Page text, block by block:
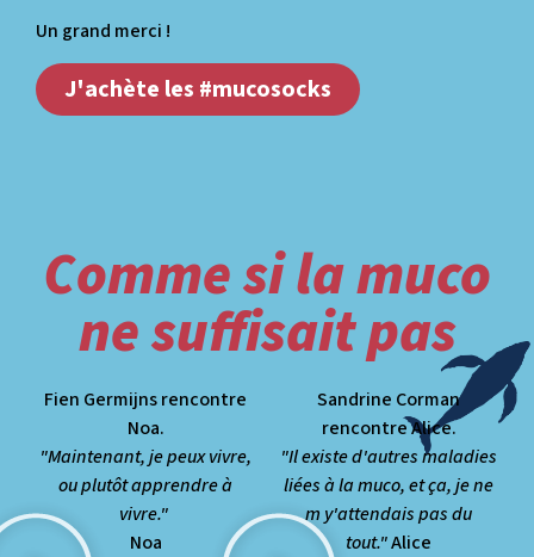
Un grand merci !
J'achète les #mucosocks
Comme si la muco
ne suffisait pas
Fien Germijns rencontre
Noa.
"Maintenant, je peux vivre,
ou plutôt apprendre à
vivre."
Noa
Sandrine Corman
rencontre Alice.
"Il existe d'autres maladies
liées à la muco, et ça, je ne
m y'attendais pas du
tout."Alice